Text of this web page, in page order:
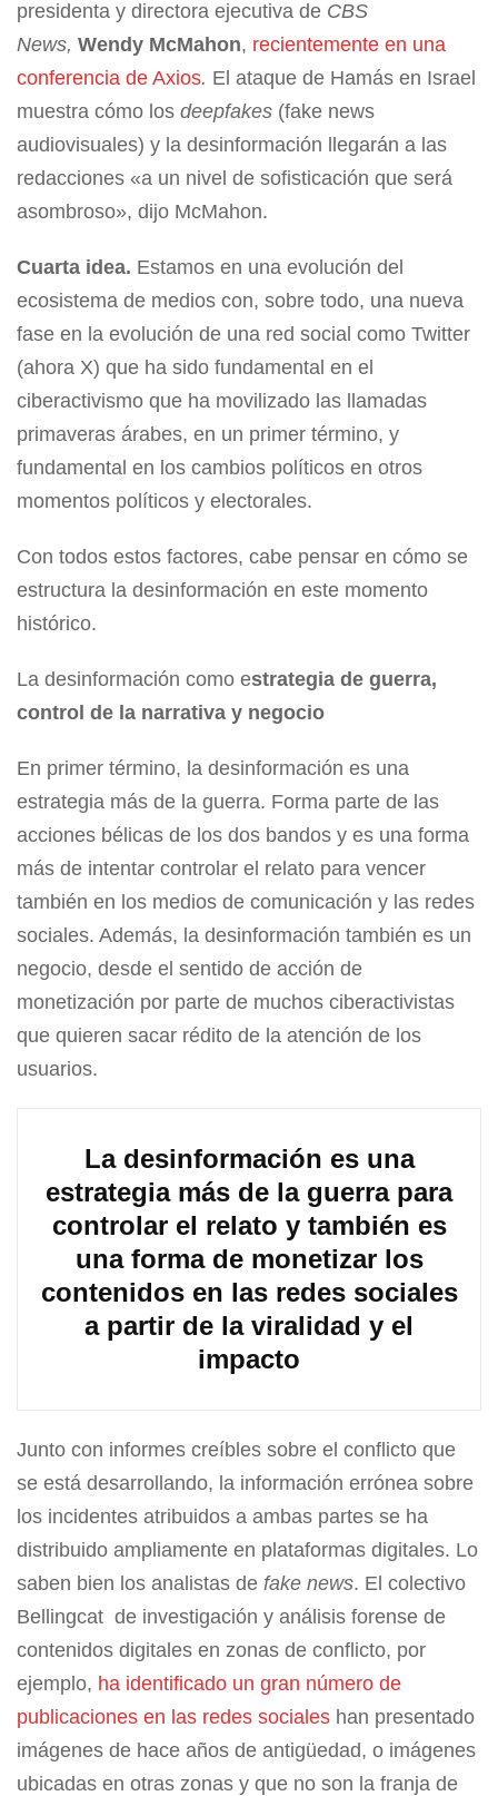
presidenta y directora ejecutiva de CBS
News, Wendy McMahon, recientemente en una
conferencia de Axios. El ataque de Hamás en Israel
muestra cómo los deepfakes (fake news
audiovisuales) y la desinformación llegarán a las
redacciones «a un nivel de sofisticación que será
asombroso», dijo McMahon.
Cuarta idea. Estamos en una evolución del
ecosistema de medios con, sobre todo, una nueva
fase en la evolución de una red social como Twitter
(ahora X) que ha sido fundamental en el
ciberactivismo que ha movilizado las llamadas
primaveras árabes, en un primer término, y
fundamental en los cambios políticos en otros
momentos políticos y electorales.
Con todos estos factores, cabe pensar en cómo se
estructura la desinformación en este momento
histórico.
La desinformación como estrategia de guerra,
control de la narrativa y negocio
En primer término, la desinformación es una
estrategia más de la guerra. Forma parte de las
acciones bélicas de los dos bandos y es una forma
más de intentar controlar el relato para vencer
también en los medios de comunicación y las redes
sociales. Además, la desinformación también es un
negocio, desde el sentido de acción de
monetización por parte de muchos ciberactivistas
que quieren sacar rédito de la atención de los
usuarios.
La desinformación es una
estrategia más de la guerra para
controlar el relato y también es
una forma de monetizar los
contenidos en las redes sociales
a partir de la viralidad y el
impacto
Junto con informes creíbles sobre el conflicto que
se está desarrollando, la información errónea sobre
los incidentes atribuidos a ambas partes se ha
distribuido ampliamente en plataformas digitales. Lo
saben bien los analistas de fake news. El colectivo
Bellingcat de investigación y análisis forense de
contenidos digitales en zonas de conflicto, por
ejemplo, ha identificado un gran número de
publicaciones en las redes sociales han presentado
imágenes de hace años de antigüedad, o imágenes
ubicadas en otras zonas y que no son la franja de